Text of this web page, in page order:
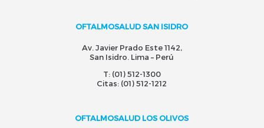
OFTALMOSALUD SAN ISIDRO
Av. Javier Prado Este 1142,
San Isidro. Lima – Perú
T: (01) 512-1300
Citas: (01) 512-1212
OFTALMOSALUD LOS OLIVOS